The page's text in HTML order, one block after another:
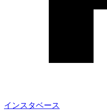
インスタベース